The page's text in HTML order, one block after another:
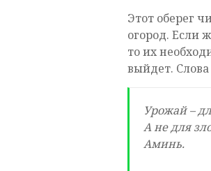
Этот оберег
огород. Если
то их
выйдет.
Урожай –
А не для
Аминь.